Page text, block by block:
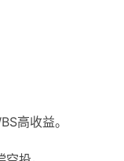
高收益。